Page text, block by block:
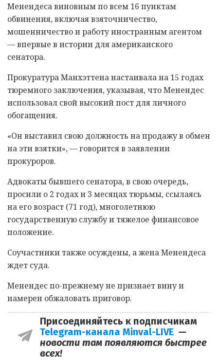
Менендеса виновным по всем 16 пунктам
обвинения, включая взяточничество,
мошенничество и работу иностранным агентом
— впервые в истории для американского
сенатора.
Прокуратура Манхэттена настаивала на 15 годах
тюремного заключения, указывая, что Менендес
использовал свой высокий пост для личного
обогащения.
«Он выставил свою должность на продажу в обмен
на эти взятки», — говорится в заявлении
прокуроров.
Адвокаты бывшего сенатора, в свою очередь,
просили о 2 годах и 3 месяцах тюрьмы, ссылаясь
на его возраст (71 год), многолетнюю
государственную службу и тяжелое финансовое
положение.
Соучастники также осуждены, а жена Менендеса
ждет суда.
Менендес по-прежнему не признает вину и
намерен обжаловать приговор.
Присоединяйтесь к подписчикам
Telegram-канала Minval-LIVE —
новости там появляются быстрее
всех!